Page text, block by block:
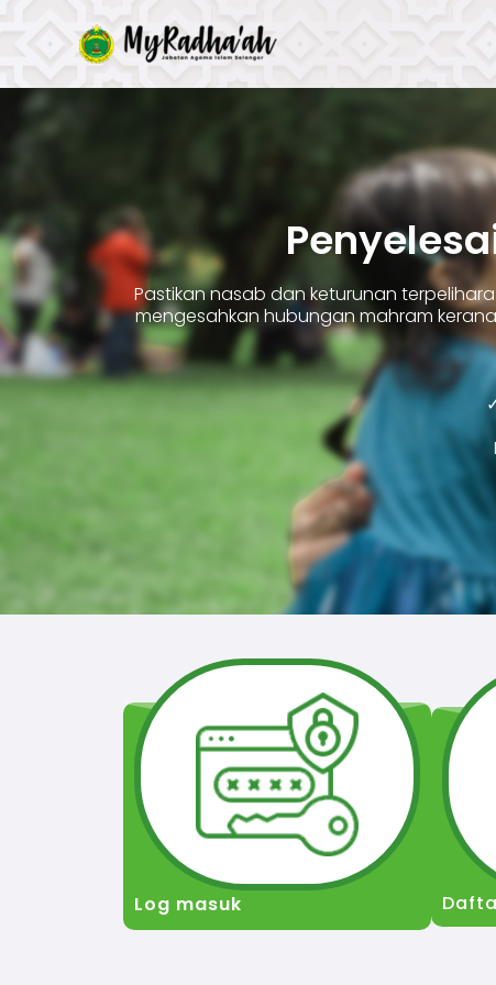
Skip
to
content
Pastikan nasab dan keturunan
mengesahkan hubungan mahram
Log masuk